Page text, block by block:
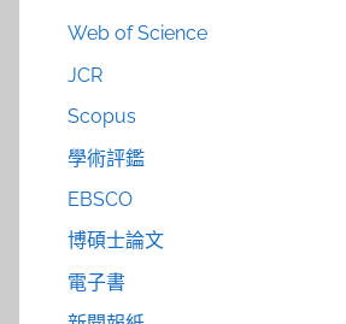
Web of Science
JCR
Scopus
學術評鑑
EBSCO
博碩士論文
電子書